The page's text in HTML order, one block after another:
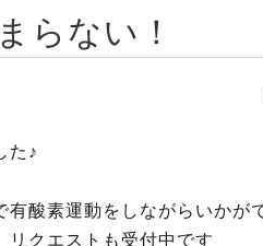
らない！
た♪
有酸素運動をしながらいかが
リクエストも受付中です